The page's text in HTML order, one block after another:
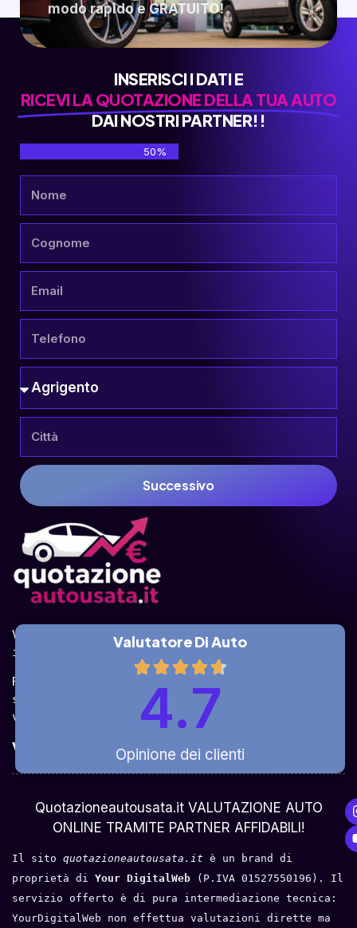
modo rapido e GRATUITO!
INSERISCI I DATI E
RICEVI LA QUOTAZIONE DELLA TUA AUTO
DAI NOSTRI PARTNER!!
50%
Successivo
Valuta la tua auto online, gratis e in pochi
istanti.
Ricevi la quotazione dai vari partner e potrai
sceglierla come venderla in modo sicuro,
veloce e rapido!
Valuta Per Modello
Valutatore Di Auto
Opinione dei clienti
4.7
Quotazioneautousata.it VALUTAZIONE AUTO
ONLINE TRAMITE PARTNER AFFIDABILI!
Il sito quotazioneautousata.it è un brand di
proprietà di Your DigitalWeb
(P.IVA 01527550196). Il
servizio offerto è di pura intermediazione tecnica:
YourDigitalWeb non effettua valutazioni dirette ma